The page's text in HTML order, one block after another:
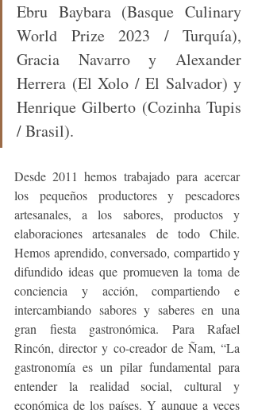
Ebru Baybara (Basque Culinary
World Prize 2023 / Turquía),
Gracia Navarro y Alexander
Herrera (El Xolo / El Salvador) y
Henrique Gilberto (Cozinha Tupis
/ Brasil).
Desde 2011 hemos trabajado para acercar
los pequeños productores y pescadores
artesanales, a los sabores, productos y
elaboraciones artesanales de todo Chile.
Hemos aprendido, conversado, compartido y
difundido ideas que promueven la toma de
conciencia y acción, compartiendo e
intercambiando sabores y saberes en una
gran fiesta gastronómica. Para Rafael
Rincón, director y co-creador de Ñam, “La
gastronomía es un pilar fundamental para
entender la realidad social, cultural y
económica de los países. Y aunque a veces